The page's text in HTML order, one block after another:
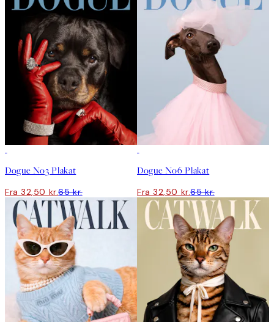
Dogue No3 Plakat
Fra 32,50 kr.65 kr.
Dogue No6 Plakat
Fra 32,50 kr.65 kr.